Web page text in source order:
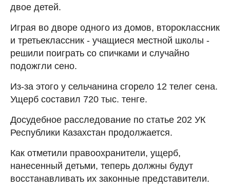
двое детей.
Играя во дворе одного из домов, второклассник
и третьеклассник - учащиеся местной школы -
решили поиграть со спичками и случайно
подожгли сено.
Из-за этого у сельчанина сгорело 12 телег сена.
Ущерб составил 720 тыс. тенге.
Досудебное расследование по статье 202 УК
Республики Казахстан продолжается.
Как отметили правоохранители, ущерб,
нанесенный детьми, теперь должны будут
восстанавливать их законные представители.